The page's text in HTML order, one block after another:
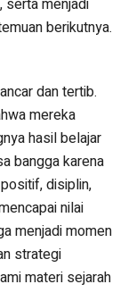
serta menjadi
berikutnya.
dan tertib.
mereka
hasil belajar
bangga karena
disiplin,
nilai
menjadi momen
strategi
materi sejarah